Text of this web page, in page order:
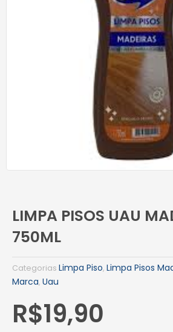
LIMPA PISOS UAU
750ML
Categorias Limpa Piso, Limpa Pisos
Marca, Uau
R$19,90